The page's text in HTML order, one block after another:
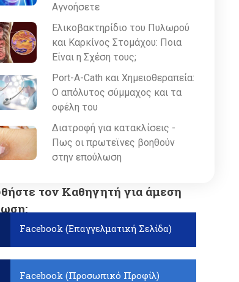
Αγνοήσετε
Ελικοβακτηρίδιο του Πυλωρού
και Καρκίνος Στομάχου: Ποια
Είναι η Σχέση τους;
Port-A-Cath και Χημειοθεραπεία:
Ο απόλυτος σύμμαχος και τα
οφέλη του
Διατροφή για κατακλίσεις -
Πως οι πρωτεϊνες βοηθούν
στην επούλωση
τον Καθηγητή για άμεση
Facebook (Επαγγελματική Σελίδα)
Facebook (Προσωπικό Προφίλ)